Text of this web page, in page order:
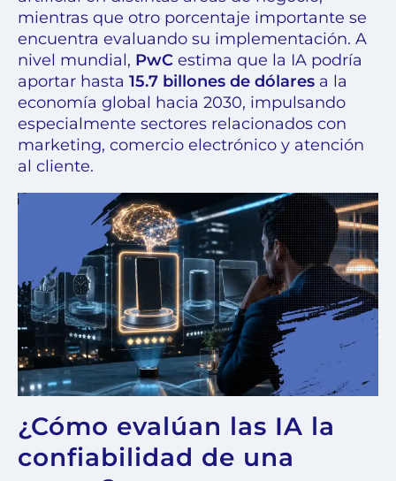
mientras que otro porcentaje importante se
encuentra evaluando su implementación. A
nivel mundial, PwC estima que la IA podría
aportar hasta 15.7 billones de dólares a la
economía global hacia 2030, impulsando
especialmente sectores relacionados con
marketing, comercio electrónico y atención
al cliente.
¿Cómo evalúan las IA la
confiabilidad de una